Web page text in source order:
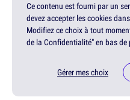
Ce contenu est fourni par un
devez accepter les cookies
Modifiez ce choix à tout
de la Confidentialité" en bas de
Gérer mes choix